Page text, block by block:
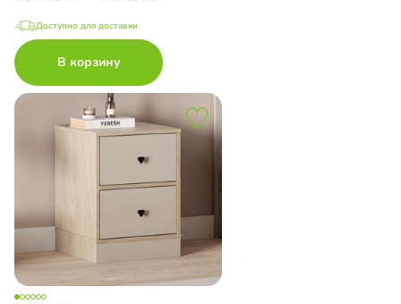
Доступно для доставки
В корзину